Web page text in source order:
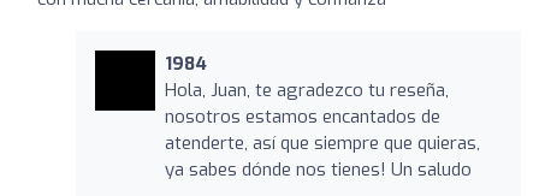
1984
Hola, Juan, te agradezco tu reseña,
nosotros estamos encantados de
atenderte, así que siempre que quieras,
ya sabes dónde nos tienes! Un saludo